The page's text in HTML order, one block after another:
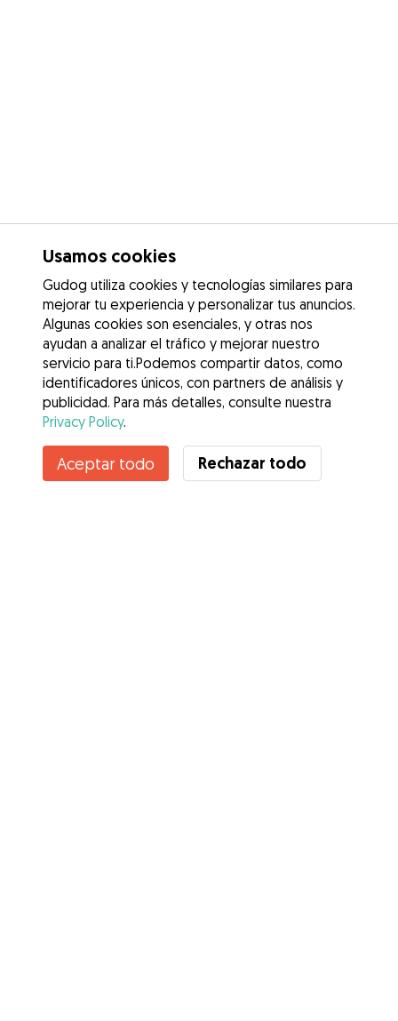
Usamos cookies
Gudog utiliza cookies y tecnologías similares para
mejorar tu experiencia y personalizar tus anuncios.
Algunas cookies son esenciales, y otras nos
ayudan a analizar el tráfico y mejorar nuestro
servicio para ti.Podemos compartir datos, como
identificadores únicos, con partners de análisis y
publicidad. Para más detalles, consulte nuestra
Privacy Policy.
Aceptar todo Rechazar todo